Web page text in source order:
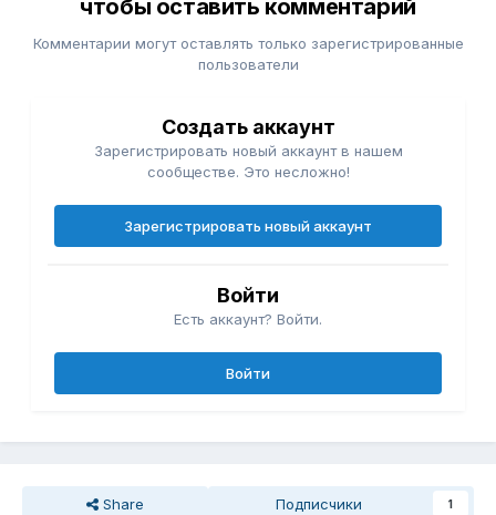
чтобы оставить комментарий
Комментарии могут оставлять только зарегистрированные
пользователи
Создать аккаунт
Зарегистрировать новый аккаунт в нашем
сообществе. Это несложно!
Зарегистрировать новый аккаунт
Войти
Есть аккаунт? Войти.
Войти
Share Подписчики 1